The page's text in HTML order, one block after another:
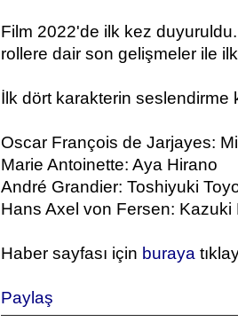
Film 2022'de ilk kez
rollere dair son gelişmeler ile ilk
İlk dört karakterin seslendirme
Oscar François de Jarjayes:
Marie Antoinette: Aya Hirano
André Grandier: Toshiyuki
Hans Axel von Fersen: Kazuki
Haber sayfası için buraya
Paylaş